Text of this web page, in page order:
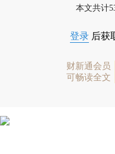
本文共计
登录 后获
财新通会员
可畅读全文